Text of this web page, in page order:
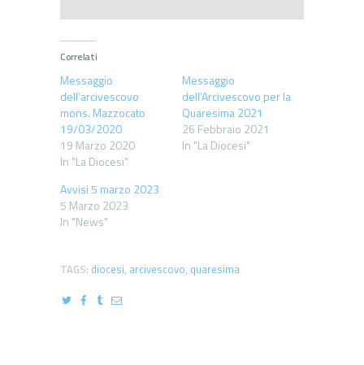
Correlati
Messaggio
dell’arcivescovo
mons. Mazzocato
19/03/2020
19 Marzo 2020
In "La Diocesi"
Messaggio
dell’Arcivescovo per la
Quaresima 2021
26 Febbraio 2021
In "La Diocesi"
Avvisi 5 marzo 2023
5 Marzo 2023
In "News"
TAGS: diocesi, arcivescovo, quaresima